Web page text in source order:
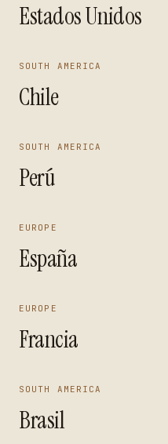
Estados Unidos
SOUTH AMERICA
Chile
SOUTH AMERICA
Perú
EUROPE
España
EUROPE
Francia
SOUTH AMERICA
Brasil